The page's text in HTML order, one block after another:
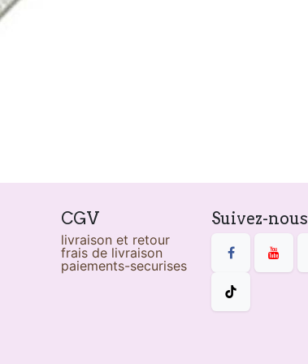
CGV
livraison et retour
frais de livraison
paiements-securises
Suivez-nous